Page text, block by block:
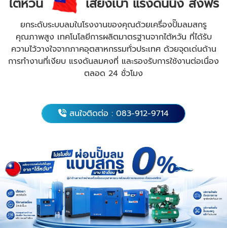
ยกระดับระบบลมในโรงงานของคุณด้วยเครื่องปั๊มลมสกรู
คุณภาพสูง เทคโนโลยีการผลิตมาตรฐานจากไต้หวัน ที่ได้รับ
ความไว้วางใจจากภาคอุตสาหกรรมทั่วประเทศ ด้วยจุดเด่นด้าน
การทำงานที่เงียบ แรงดันลมคงที่ และรองรับการใช้งานต่อเนื่อง
ตลอด 24 ชั่วโมง
สนใจติดต่อ : 083-912-9714